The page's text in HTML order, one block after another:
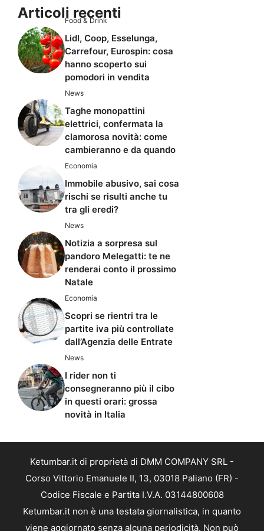
Articoli recenti
Food & Drink
Lidl, Coop, Esselunga,
Carrefour, Eurospin: cosa
hanno scoperto sui
pomodori in vendita
News
Taghe monopattini
elettrici, confermata la
clamorosa novità: come
cambieranno e da quando
Economia
Immobile abusivo, sai cosa
rischi se risulti anche tu
tra gli eredi?
News
Notizia a sorpresa sul
pandoro Melegatti: te ne
renderai conto il prossimo
Natale
Economia
Scopri se rientri tra le
partite iva più controllate
dall’Agenzia delle Entrate
News
I rider non ti
consegneranno più il cibo
in questi orari: grossa
novità in Italia
Ketumbar.it di proprietà di DMM COMPANY SRL -
Corso Vittorio Emanuele II, 13, 03018 Paliano (FR) -
Codice Fiscale e Partita I.V.A. 03144800608
Ketumbar.it non è una testata giornalistica, in quanto
viene aggiornato senza alcuna periodicità. Non può